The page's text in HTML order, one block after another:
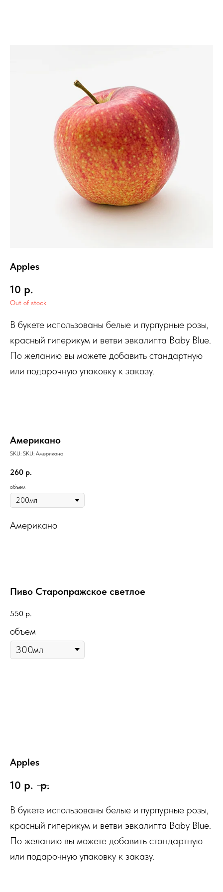
Apples
10 р.
Out of stock
В букете использованы белые и пурпурные розы,
красный гиперикум и ветви эвкалипта Baby Blue.
По желанию вы можете добавить стандартную
или подарочную упаковку к заказу.
Американо
SKU: SKU: Американо
260 р.
объем
Американо
Пиво Старопражское cветлое
550 р.
объем
Apples
10 р. р.
В букете использованы белые и пурпурные розы,
красный гиперикум и ветви эвкалипта Baby Blue.
По желанию вы можете добавить стандартную
или подарочную упаковку к заказу.